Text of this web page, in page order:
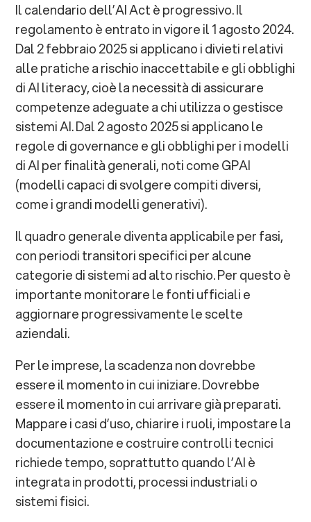
Il calendario dell’AI Act è progressivo. Il
regolamento è entrato in vigore il 1 agosto 2024.
Dal 2 febbraio 2025 si applicano i divieti relativi
alle pratiche a rischio inaccettabile e gli obblighi
di AI literacy, cioè la necessità di assicurare
competenze adeguate a chi utilizza o gestisce
sistemi AI. Dal 2 agosto 2025 si applicano le
regole di governance e gli obblighi per i modelli
di AI per finalità generali, noti come GPAI
(modelli capaci di svolgere compiti diversi,
come i grandi modelli generativi).
Il quadro generale diventa applicabile per fasi,
con periodi transitori specifici per alcune
categorie di sistemi ad alto rischio. Per questo è
importante monitorare le fonti ufficiali e
aggiornare progressivamente le scelte
aziendali.
Per le imprese, la scadenza non dovrebbe
essere il momento in cui iniziare. Dovrebbe
essere il momento in cui arrivare già preparati.
Mappare i casi d’uso, chiarire i ruoli, impostare la
documentazione e costruire controlli tecnici
richiede tempo, soprattutto quando l’AI è
integrata in prodotti, processi industriali o
sistemi fisici.